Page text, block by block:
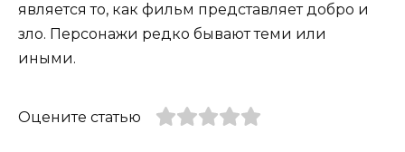
является то, как фильм представляет добро и
зло. Персонажи редко бывают теми или
иными.
Оцените статью